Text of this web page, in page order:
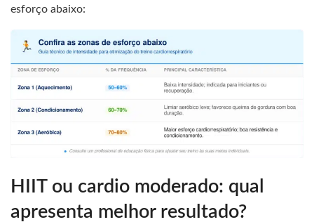
esforço abaixo:
HIIT ou cardio moderado: qual
apresenta melhor resultado?